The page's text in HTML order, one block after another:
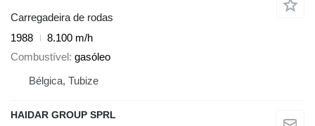
Carregadeira de rodas
1988
8.100 m/h
Combustível gasóleo
Bélgica, Tubize
HAIDAR GROUP SPRL